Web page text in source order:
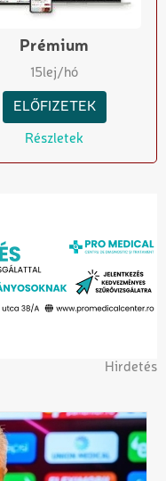
Prémium
15lej/hó
ELŐFIZETEK
Részletek
Hirdetés